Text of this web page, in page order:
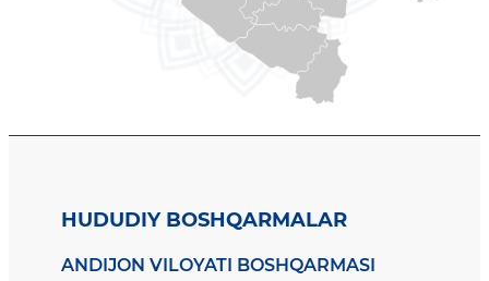
HUDUDIY BOSHQARMALAR
ANDIJON VILOYATI BOSHQARMASI